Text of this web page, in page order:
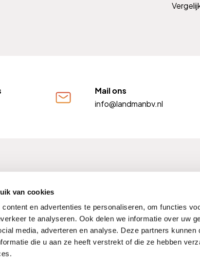
van cookies
en advertenties te personaliseren, om functies
te analyseren. Ook delen we informatie over uw
media, adverteren en analyse. Deze partners kunnen
die u aan ze heeft verstrekt of die ze hebben
Mail ons
info@landmanbv.nl
Kwaliteitswaarborgen Noodnummers
Hulp buiten werktijden
Verzekeringen Vergelijken